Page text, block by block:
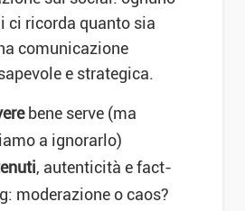
ci ricorda quanto sia
comunicazione
e strategica.
bene serve (ma
a ignorarlo)
, autenticità e fact-
moderazione o caos?